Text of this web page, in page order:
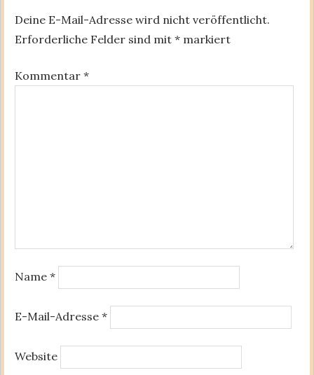
Deine E-Mail-Adresse wird nicht veröffentlicht.
Erforderliche Felder sind mit * markiert
Kommentar *
Name *
E-Mail-Adresse *
Website